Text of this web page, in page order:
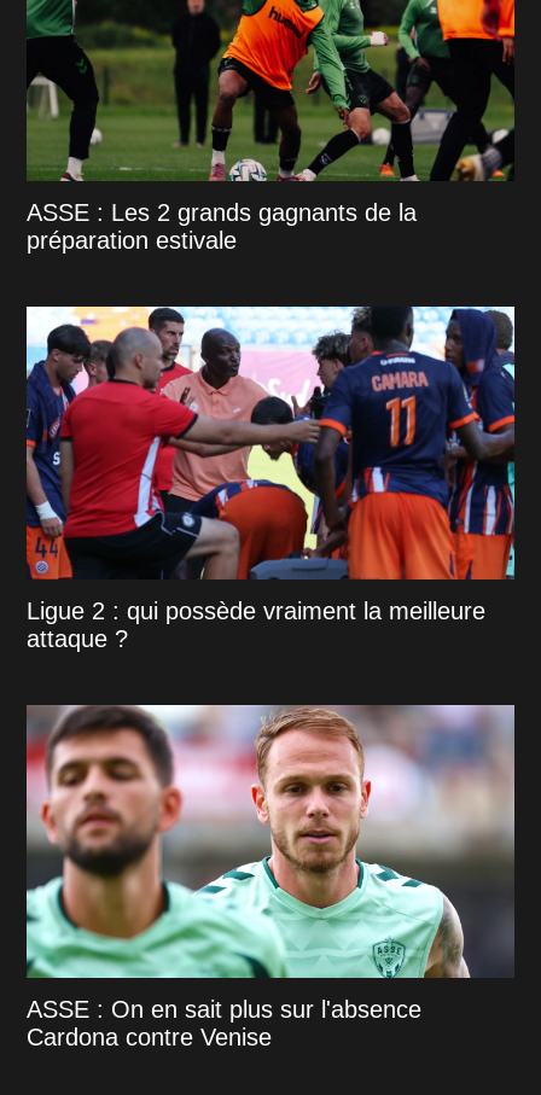
ASSE : Les 2 grands gagnants de la
préparation estivale
Ligue 2 : qui possède vraiment la meilleure
attaque ?
ASSE : On en sait plus sur l'absence
Cardona contre Venise